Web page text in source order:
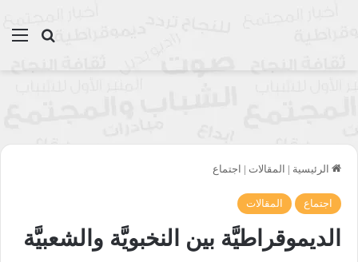
بحث
الرئيسية | المقالات | اجتماع
اجتماع المقالات
الديموقراطيَّة بين النخبويَّة والشعبيَّة